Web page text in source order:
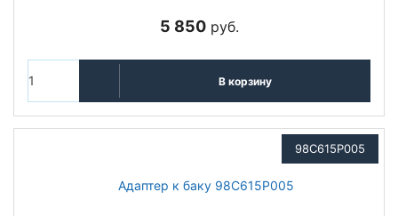
5 850руб.
В корзину
98C615P005